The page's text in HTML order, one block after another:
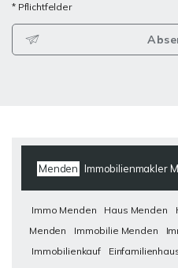
* Pflichtfelder
Menden Immobilienmakler
Immo Menden Haus Menden
Menden
Immobilie Menden
Immobilienkauf